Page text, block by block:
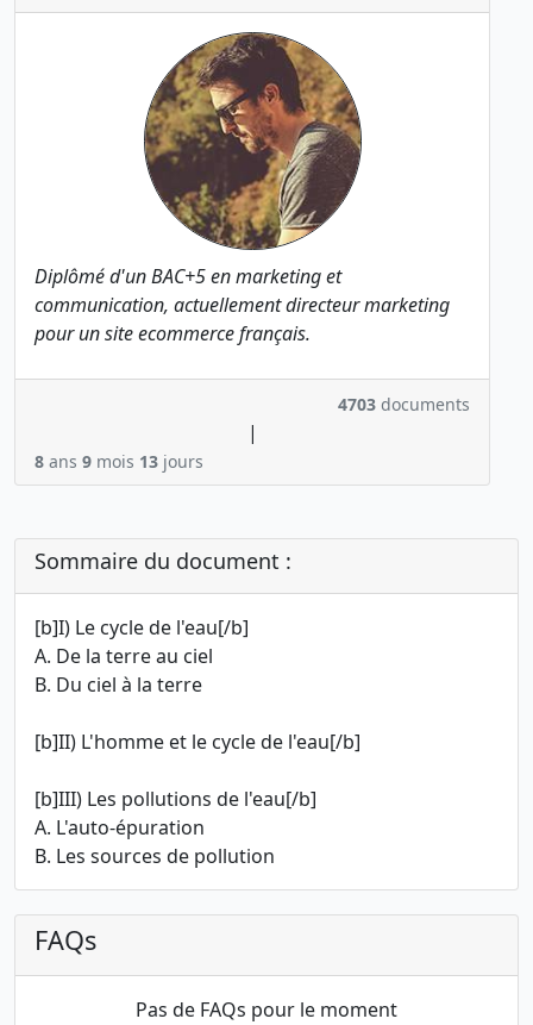
Diplômé d'un BAC+5 en marketing et
communication, actuellement directeur marketing
pour un site ecommerce français.
4703 documents
|
8 ans 9 mois 13 jours
Sommaire du document :
[b]I) Le cycle de l'eau[/b]
A. De la terre au ciel
B. Du ciel à la terre
[b]II) L'homme et le cycle de l'eau[/b]
[b]III) Les pollutions de l'eau[/b]
A. L'auto-épuration
B. Les sources de pollution
FAQs
Pas de FAQs pour le moment